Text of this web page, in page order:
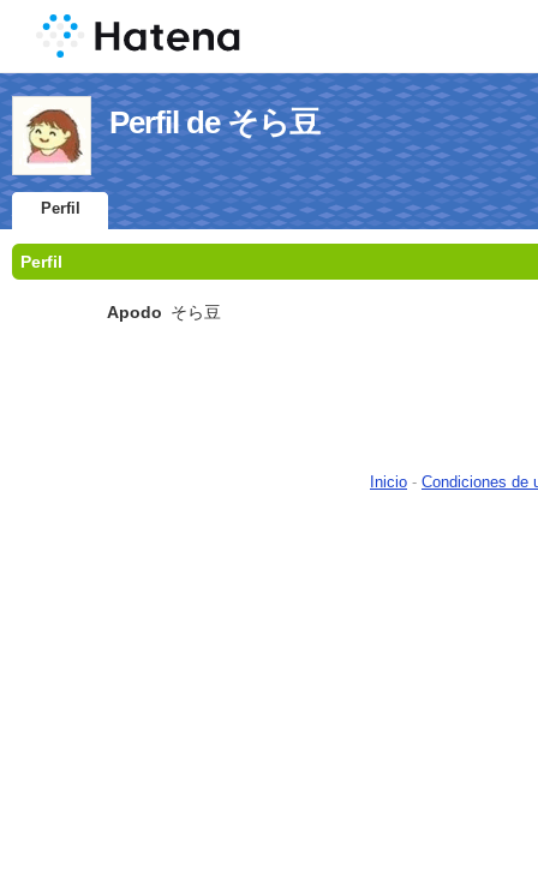
Perfil de そら豆
Perfil
Perfil
Apodo そら豆
Inicio - Condiciones de